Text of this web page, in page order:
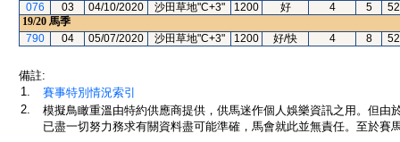
076
03 04/10/2020 沙田草地"C+3" 1200 好 4 5
52
19/20 馬季
790
04 05/07/2020 沙田草地"C+3" 1200 好/快 4 8 52
備註:
1.
賽事特別情況索引
2.
模擬鳥瞰重溫由特約供應商提供，供馬迷作個人娛樂資訊之用。但
已盡一切努力務求有關資料盡可能準確，馬會就此並無責任。至於賽